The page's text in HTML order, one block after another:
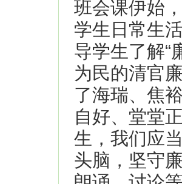
班会课伊始
学生日常生
导学生了解“
为民的清官
了海瑞、焦
自好、堂堂
生，我们应
头脑，坚守